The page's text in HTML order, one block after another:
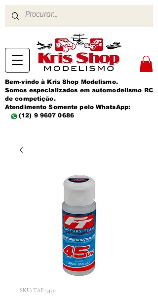
Bem-vindo à Kris Shop Modelismo.
Somos especializados em automodelismo RC
de competição.
Atendimento Somente pelo WhatsApp:
(12) 9 9607 0686
SKU: TAE-5430